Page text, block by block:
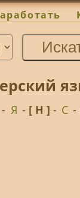
- Я - [ Н ] - С -